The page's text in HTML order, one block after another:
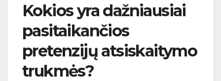
Kokios yra dažniausiai
pasitaikančios
pretenzijų atsiskaitymo
trukmės?